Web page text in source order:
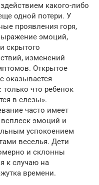
какого-либо
одной потери. У
проявления горя,
эмоций,
скрытого
изменений
Открытое
оказывается
что ребенок
в слезы».
часто имеет
всплеск эмоций и
успокоением
веселья. Дети
и склонны
к случаю на
времени.